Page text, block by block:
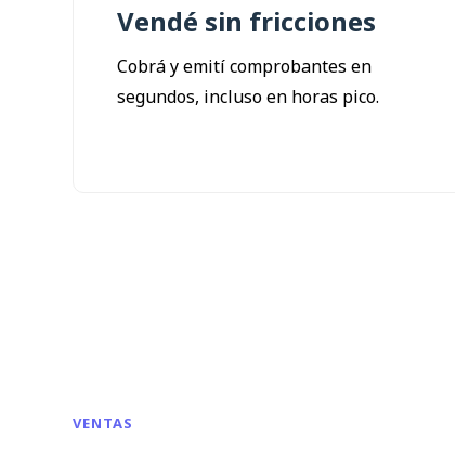
Vendé sin fricciones
Cobrá y emití comprobantes en
segundos, incluso en horas pico.
VENTAS